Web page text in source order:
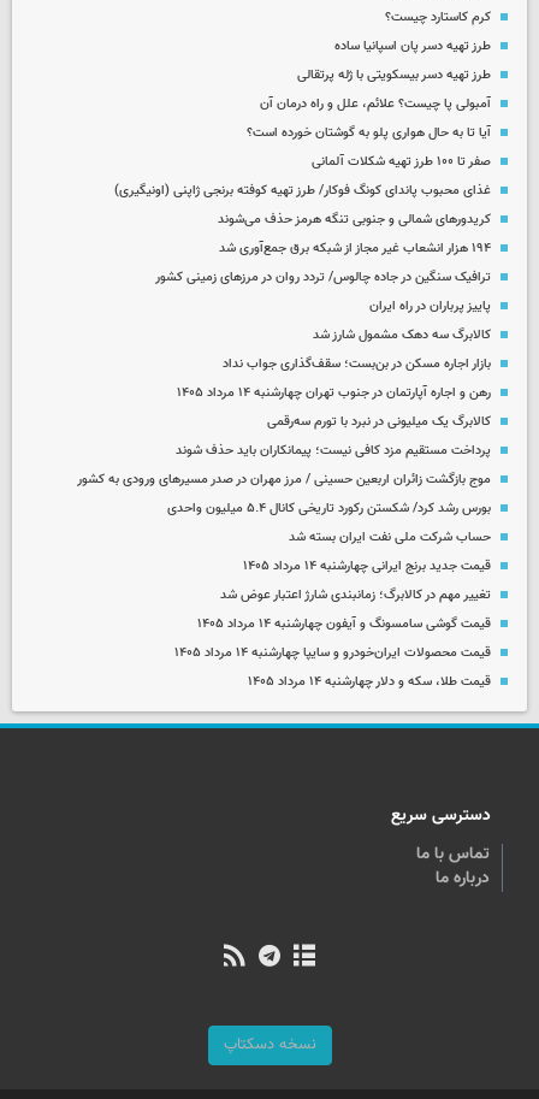
کرم کاستارد چیست؟
طرز تهیه دسر پان اسپانیا ساده
طرز تهیه دسر بیسکویتی با ژله پرتقالی
آمبولی پا چیست؟ علائم، علل و راه درمان آن
آیا تا به حال هواری پلو به گوشتان خورده است؟
صفر تا ۱۰۰ طرز تهیه شکلات آلمانی
غذای محبوب پاندای کونگ فوکار/ طرز تهیه کوفته برنجی ژاپنی (اونیگیری)
کریدورهای شمالی و جنوبی تنگه هرمز حذف می‌شوند
۱۹۴ هزار انشعاب غیر مجاز از شبکه برق جمع‌آوری شد
ترافیک سنگین در جاده چالوس/ تردد روان در مرزهای زمینی کشور
پاییز پرباران در راه ایران
کالابرگ سه دهک مشمول شارز شد
بازار اجاره مسکن در بن‌بست؛ سقف‌گذاری جواب نداد
رهن و اجاره آپارتمان در جنوب تهران چهارشنبه ۱۴ مرداد ۱۴۰۵
کالابرگ یک میلیونی در نبرد با تورم سه‌رقمی
پرداخت مستقیم مزد کافی نیست؛ پیمانکاران باید حذف شوند
موج بازگشت زائران اربعین حسینی / مرز مهران در صدر مسیرهای ورودی به کشور
بورس رشد کرد/ شکستن رکورد تاریخی کانال ۵.۴ میلیون واحدی
حساب‌ شرکت ملی نفت ایران بسته شد
قیمت جدید برنج ایرانی چهارشنبه ۱۴ مرداد ۱۴۰۵
تغییر مهم در کالابرگ؛ زمانبندی‌ شارژ اعتبار عوض شد
قیمت گوشی سامسونگ و آیفون چهارشنبه ۱۴ مرداد ۱۴۰۵
قیمت محصولات ایران‌خودرو و سایپا چهارشنبه ۱۴ مرداد ۱۴۰۵
قیمت طلا، سکه و دلار چهارشنبه ۱۴ مرداد ۱۴۰۵
دسترسی سریع
تماس با ما
درباره ما
نسخه دسکتاپ